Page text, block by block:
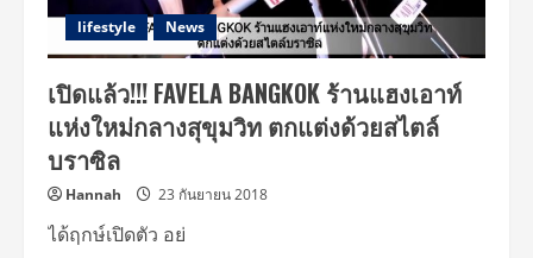
lifestyle News
เปิดแล้ว!!! FAVELA BANGKOK ร้านแฮงเอาท์
แห่งใหม่กลางสุขุมวิท ตกแต่งด้วยสไตล์
บราซิล
Hannah 23 กันยายน 2018
ได้ฤกษ์เปิดตัว อย่